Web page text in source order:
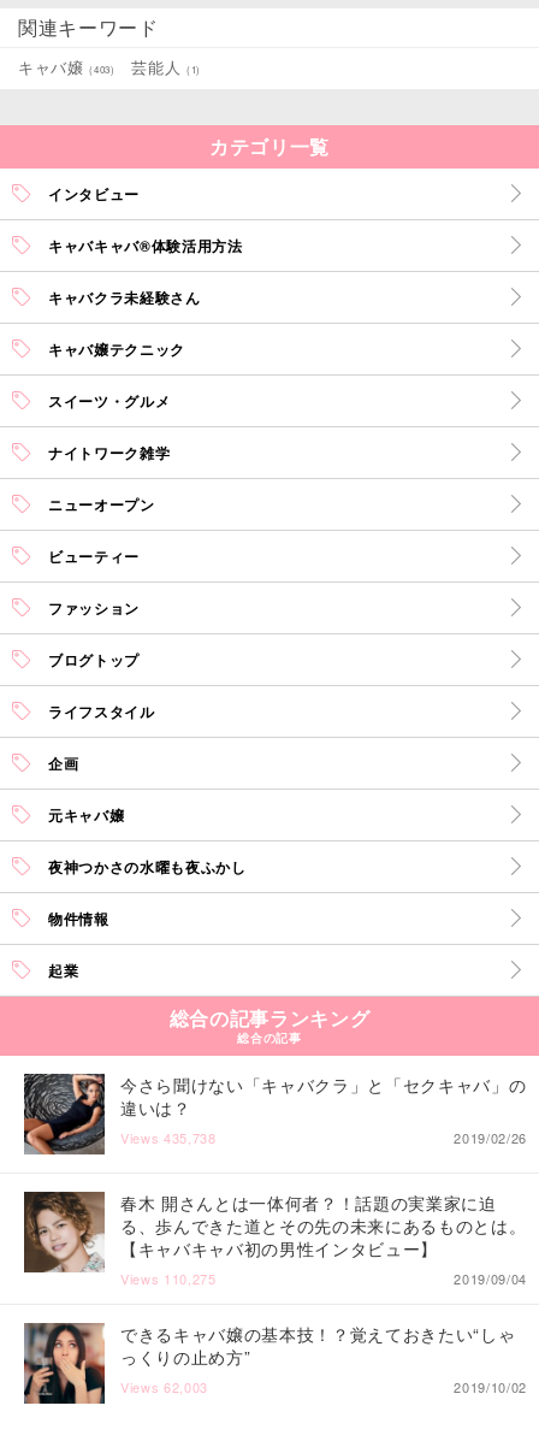
関連キーワード
キャバ嬢(403) 芸能人(1)
カテゴリ一覧
インタビュー
キャバキャバ®体験活用方法
キャバクラ未経験さん
キャバ嬢テクニック
スイーツ・グルメ
ナイトワーク雑学
ニューオープン
ビューティー
ファッション
ブログトップ
ライフスタイル
企画
元キャバ嬢
夜神つかさの水曜も夜ふかし
物件情報
起業
総合の記事ランキング
総合の記事
今さら聞けない「キャバクラ」と「セクキャバ」の
違いは？
Views435,738 2019/02/26
春木 開さんとは一体何者？！話題の実業家に迫
る、歩んできた道とその先の未来にあるものとは。
【キャバキャバ初の男性インタビュー】
Views 110,275 2019/09/04
できるキャバ嬢の基本技！？覚えておきたい“しゃ
っくりの止め方”
Views62,003 2019/10/02